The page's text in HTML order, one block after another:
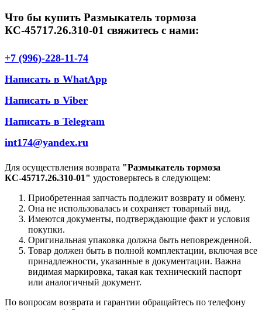
Что бы купить Размыкатель тормоза
КС-45717.26.310-01 свяжитесь с нами:
+7 (996)-228-11-74
Написать в WhatApp
Написать в Viber
Написать в Telegram
int174@yandex.ru
Для осуществления возврата "Размыкатель тормоза
КС-45717.26.310-01" удостоверьтесь в следующем:
Приобретенная запчасть подлежит возврату и обмену.
Она не использовалась и сохраняет товарный вид.
Имеются документы, подтверждающие факт и условия
покупки.
Оригинальная упаковка должна быть неповрежденной.
Товар должен быть в полной комплектации, включая все
принадлежности, указанные в документации. Важна
видимая маркировка, такая как технический паспорт
или аналогичный документ.
По вопросам возврата и гарантии обращайтесь по телефону